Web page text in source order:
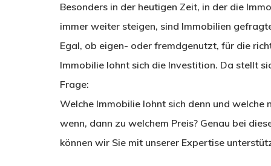
Besonders in der heutigen Zeit, in der die
immer weiter steigen, sind Immobilien
Egal, ob eigen- oder fremdgenutzt, für die
Immobilie lohnt sich die Investition. Da stellt
Frage:
Welche Immobilie lohnt sich denn und welche
wenn, dann zu welchem Preis? Genau bei
können wir Sie mit unserer Expertise